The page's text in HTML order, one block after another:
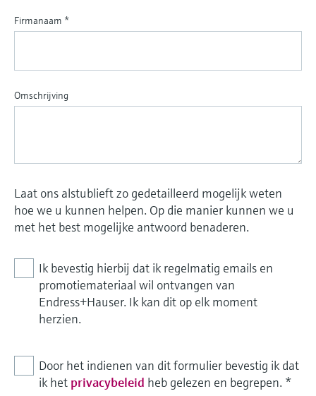
Firmanaam *
Omschrijving
Laat ons alstublieft zo gedetailleerd mogelijk weten
hoe we u kunnen helpen. Op die manier kunnen we u
met het best mogelijke antwoord benaderen.
Ik bevestig hierbij dat ik regelmatig emails en
promotiemateriaal wil ontvangen van
Endress+Hauser. Ik kan dit op elk moment
herzien.
Door het indienen van dit formulier bevestig ik dat
ik het privacybeleid heb gelezen en begrepen. *